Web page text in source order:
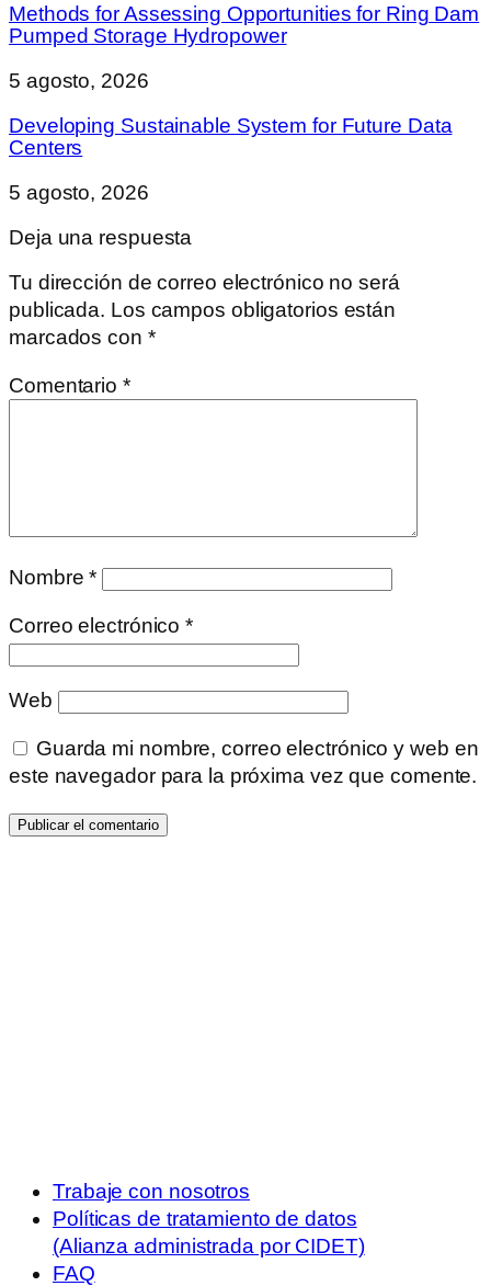
Methods for Assessing Opportunities for Ring Dam
Pumped Storage Hydropower
5 agosto, 2026
Developing Sustainable System for Future Data
Centers
5 agosto, 2026
Deja una respuesta
Tu dirección de correo electrónico no será
publicada. Los campos obligatorios están
marcados con *
Comentario *
Nombre*
Correo electrónico*
Web
Guarda mi nombre, correo electrónico y web en
este navegador para la próxima vez que comente.
Trabaje con nosotros
Políticas de tratamiento de datos
(Alianza administrada por CIDET)
FAQ